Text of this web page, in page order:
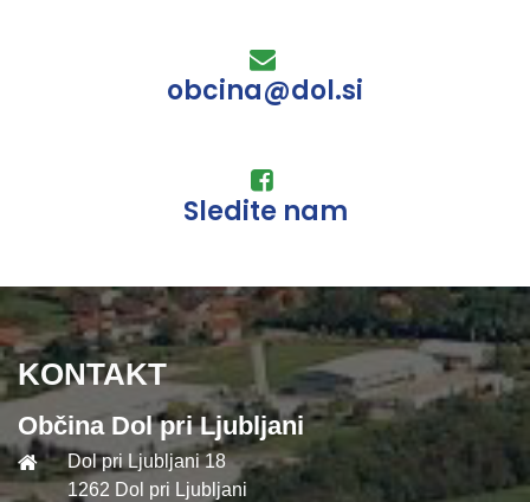
obcina@dol.si
Sledite nam
KONTAKT
Občina Dol pri Ljubljani
Dol pri Ljubljani 18
1262 Dol pri Ljubljani